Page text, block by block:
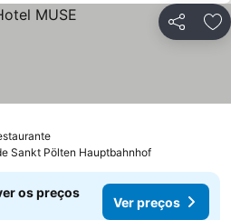
Partilhar
Ver preços
Sankt Pölten Hauptbahnhof
os preços
Ver preços